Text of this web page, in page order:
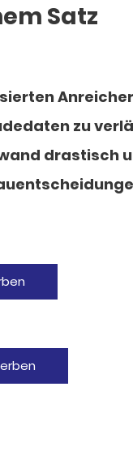
Satz
zu
drastisch